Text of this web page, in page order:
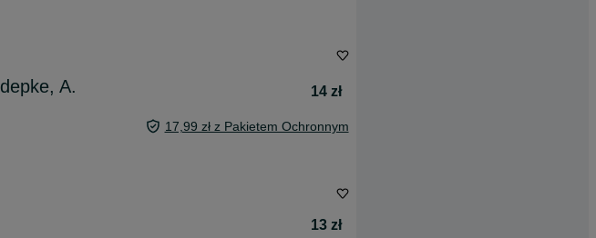
A.
14 zł
17,99 zł z Pakietem Ochronnym
13 zł